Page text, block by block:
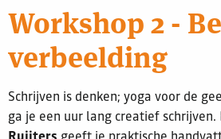
Workshop 2 -
verbeelding
Schrijven is denken; yoga voor de
ga je een uur lang creatief